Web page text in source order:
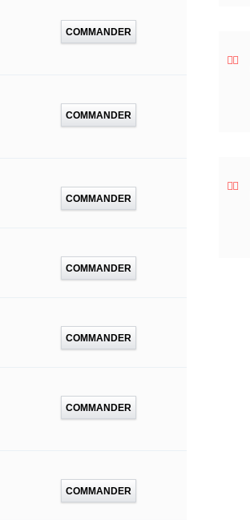
COMMANDER
COMMANDER
COMMANDER
COMMANDER
COMMANDER
COMMANDER
COMMANDER